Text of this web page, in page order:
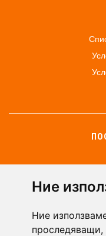
Ние
Ние
проследяващи,
+359 894 49 0144
support@zasiti.bg